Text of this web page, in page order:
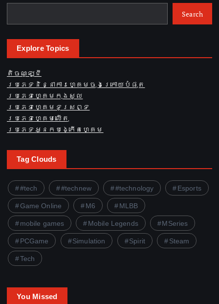
Search
Explore Topics
តិចណូឡូជី
ប្រភេទនិន្នាការហ្គេមចុងក្រោយបំផុត
ប្រភេទហ្គេមកុងសូល
ប្រភេទហ្គេមទូរសព្ទ
ប្រភេទហ្គេមលើតុ
ប្រភេទអ្នកបង្កើតហ្គេម
Tag Clouds
#tech #technew #technology Esports
Game Online M6 MLBB
mobile games Mobile Legends MSeries
PCGame Simulation Spirit Steam
Tech
You Missed